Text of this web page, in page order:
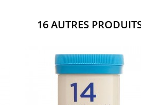
16 AUTRES